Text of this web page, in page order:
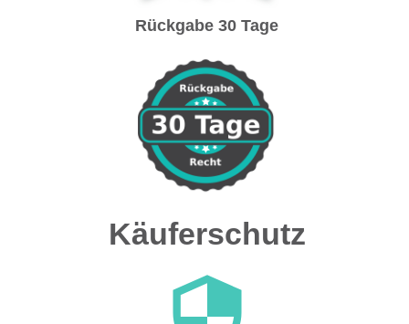
Rückgabe 30 Tage
Käuferschutz